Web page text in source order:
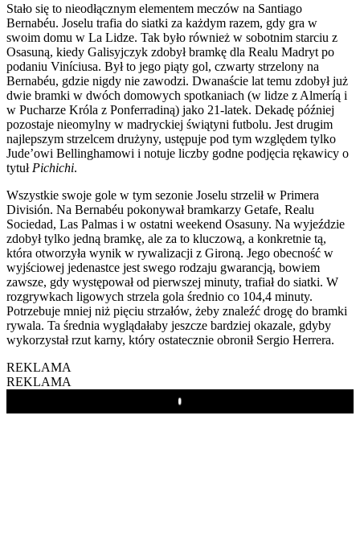
Stało się to nieodłącznym elementem meczów na Santiago
Bernabéu. Joselu trafia do siatki za każdym razem, gdy gra w
swoim domu w La Lidze. Tak było również w sobotnim starciu z
Osasuną, kiedy Galisyjczyk zdobył bramkę dla Realu Madryt po
podaniu Viníciusa. Był to jego piąty gol, czwarty strzelony na
Bernabéu, gdzie nigdy nie zawodzi. Dwanaście lat temu zdobył już
dwie bramki w dwóch domowych spotkaniach (w lidze z Almeríą i
w Pucharze Króla z Ponferradiną) jako 21-latek. Dekadę później
pozostaje nieomylny w madryckiej świątyni futbolu. Jest drugim
najlepszym strzelcem drużyny, ustępuje pod tym względem tylko
Jude’owi Bellinghamowi i notuje liczby godne podjęcia rękawicy o
tytuł Pichichi.
Wszystkie swoje gole w tym sezonie Joselu strzelił w Primera
División. Na Bernabéu pokonywał bramkarzy Getafe, Realu
Sociedad, Las Palmas i w ostatni weekend Osasuny. Na wyjeździe
zdobył tylko jedną bramkę, ale za to kluczową, a konkretnie tą,
która otworzyła wynik w rywalizacji z Gironą. Jego obecność w
wyjściowej jedenastce jest swego rodzaju gwarancją, bowiem
zawsze, gdy występował od pierwszej minuty, trafiał do siatki. W
rozgrywkach ligowych strzela gola średnio co 104,4 minuty.
Potrzebuje mniej niż pięciu strzałów, żeby znaleźć drogę do bramki
rywala. Ta średnia wyglądałaby jeszcze bardziej okazale, gdyby
wykorzystał rzut karny, który ostatecznie obronił Sergio Herrera.
REKLAMA
REKLAMA
Play